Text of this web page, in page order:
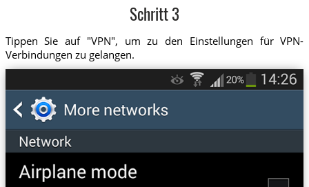
Schritt 3
Tippen Sie auf "VPN", um zu den Einstellungen für VPN-
Verbindungen zu gelangen.